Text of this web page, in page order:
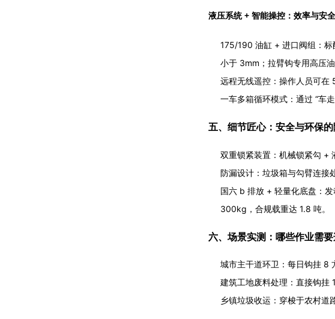
液压系统 + 智能操控：效率与安
175/190 油缸 + 进口阀组：
小于 3mm；拉臂钩专用高压
远程无线遥控：操作人员可在
一车多箱循环模式：通过 “车
五、细节匠心：安全与环保
双重锁紧装置：机械锁紧勾 +
防漏设计：垃圾箱与勾臂连接
国六 b 排放 + 轻量化底盘：
300kg，合规载重达 1.8 吨。
六、场景实测：哪些作业需要
城市主干道环卫：每日钩挂 8
建筑工地废料处理：直接钩挂
乡镇垃圾收运：穿梭于农村道